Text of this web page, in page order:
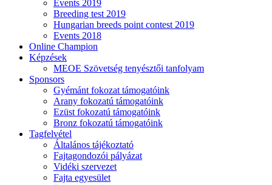
Events 2019
Breeding test 2019
Hungarian breeds point contest 2019
Events 2018
Online Champion
Képzések
MEOE Szövetség tenyésztői tanfolyam
Sponsors
Gyémánt fokozat támogatóink
Arany fokozatú támogatóink
Ezüst fokozatú támogatóink
Bronz fokozatú támogatóink
Tagfelvétel
Általános tájékoztató
Fajtagondozói pályázat
Vidéki szervezet
Fajta egyesület